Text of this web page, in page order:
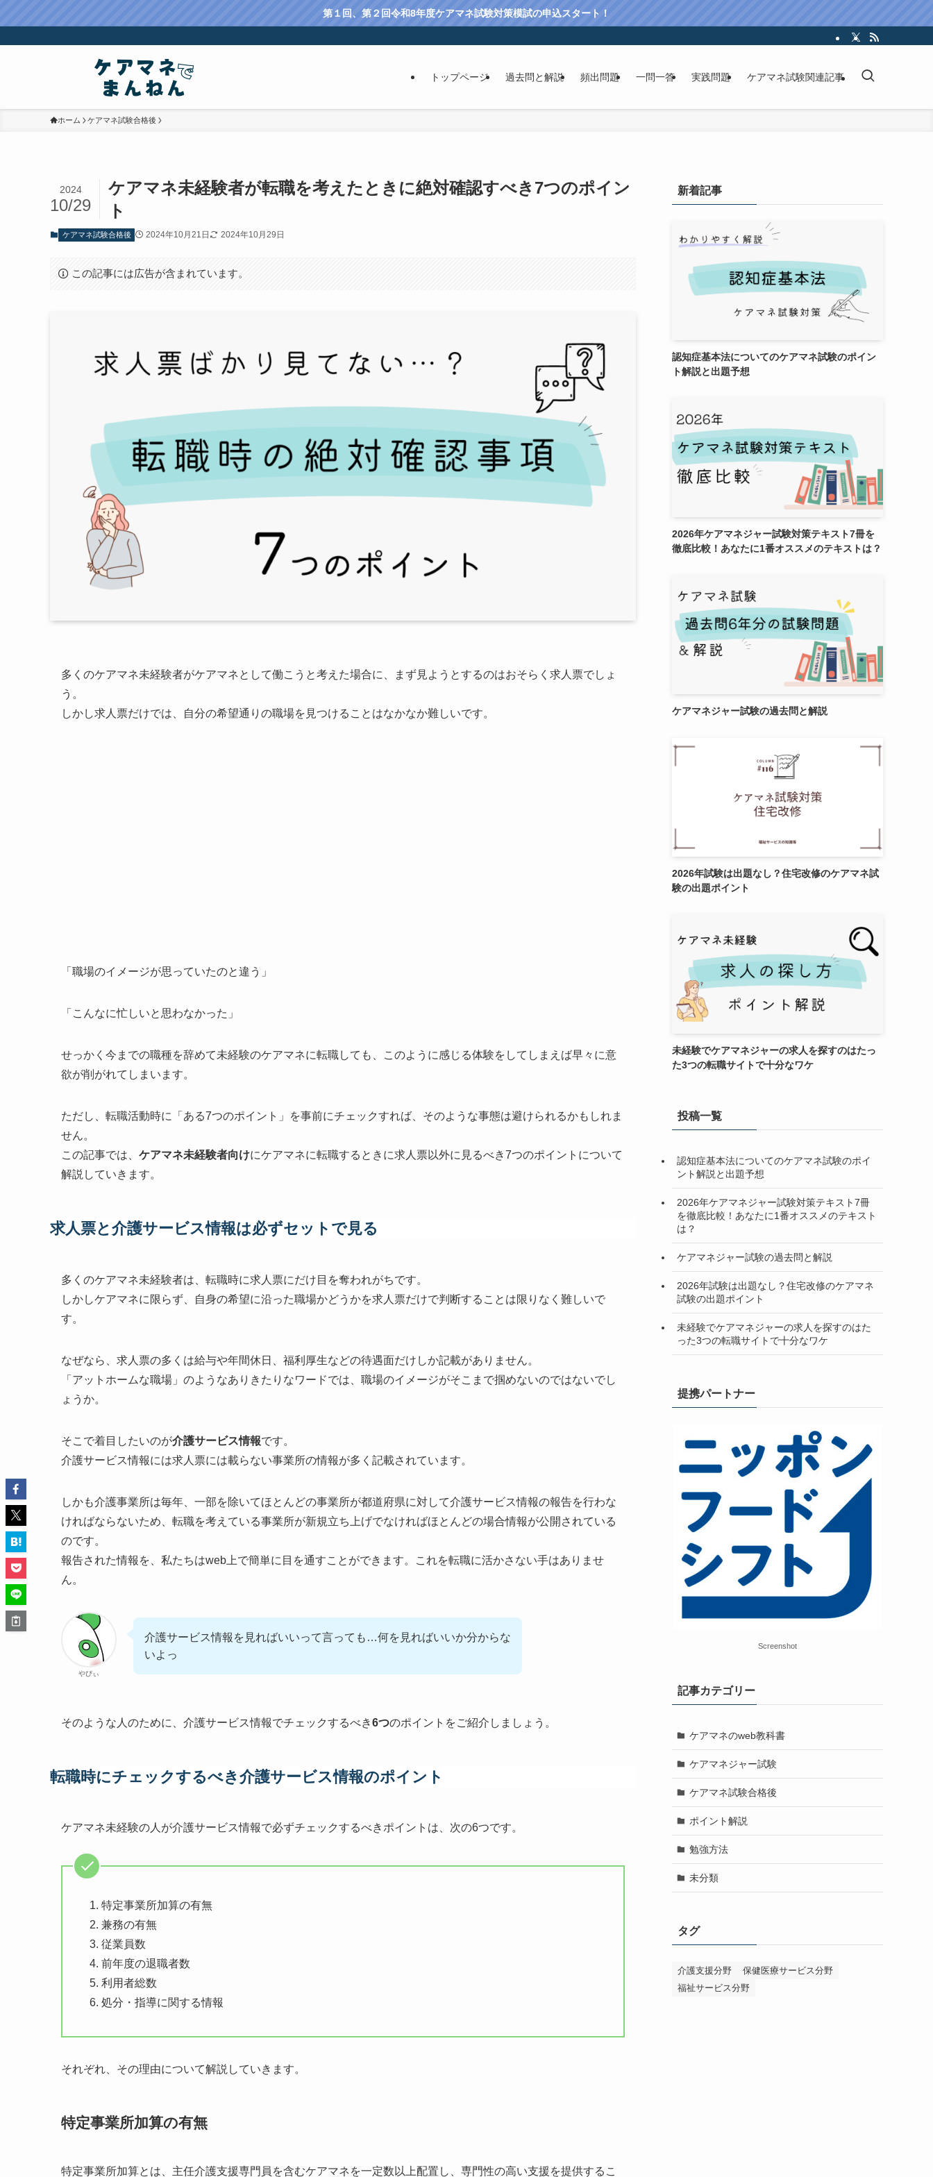
第１回、第２回令和8年度ケアマネ試験対策模試の申込スタート！
トップページ 過去問と解説 頻出問題 一問一答 実践問題 ケアマネ試験関連記事
ホーム ケアマネ試験合格後
ケアマネ未経験者が転職を考えたときに絶対確認すべき7つのポイン
ト
2024
10/29
ケアマネ試験合格後 2024年10月21日 2024年10月29日
この記事には広告が含まれています。
多くのケアマネ未経験者がケアマネとして働こうと考えた場合に、まず見ようとするのはおそらく求人票でしょ
う。
しかし求人票だけでは、自分の希望通りの職場を見つけることはなかなか難しいです。
「職場のイメージが思っていたのと違う」
「こんなに忙しいと思わなかった」
せっかく今までの職種を辞めて未経験のケアマネに転職しても、このように感じる体験をしてしまえば早々に意
欲が削がれてしまいます。
ただし、転職活動時に「ある7つのポイント」を事前にチェックすれば、そのような事態は避けられるかもしれま
せん。
この記事では、 ケアマネ未経験者向けにケアマネに転職するときに求人票以外に見るべき7つのポイントについて
解説していきます。
求人票と介護サービス情報は必ずセットで見る
多くのケアマネ未経験者は、転職時に求人票にだけ目を奪われがちです。
しかしケアマネに限らず、自身の希望に沿った職場かどうかを求人票だけで判断することは限りなく難しいで
す。
なぜなら、求人票の多くは給与や年間休日、福利厚生などの待遇面だけしか記載がありません。
「アットホームな職場」のようなありきたりなワードでは、職場のイメージがそこまで掴めないのではないでし
ょうか。
そこで着目したいのが介護サービス情報です。
介護サービス情報には求人票には載らない事業所の情報が多く記載されています。
しかも介護事業所は毎年、一部を除いてほとんどの事業所が都道府県に対して介護サービス情報の報告を行わな
ければならないため、転職を考えている事業所が新規立ち上げでなければほとんどの場合情報が公開されている
のです。
報告された情報を、私たちはweb上で簡単に目を通すことができます。これを転職に活かさない手はありませ
ん。
やぴぃ
介護サービス情報を見ればいいって言っても…何を見ればいいか分からな
いよっ
そのような人のために、介護サービス情報でチェックするべき6つのポイントをご紹介しましょう。
転職時にチェックするべき介護サービス情報のポイント
ケアマネ未経験の人が介護サービス情報で必ずチェックするべきポイントは、次の6つです。
特定事業所加算の有無
兼務の有無
従業員数
前年度の退職者数
利用者総数
処分・指導に関する情報
それぞれ、その理由について解説していきます。
特定事業所加算の有無
特定事業所加算とは、主任介護支援専門員を含むケアマネを一定数以上配置し、専門性の高い支援を提供するこ
新着記事
認知症基本法についてのケアマネ試験のポイン
ト解説と出題予想
2026年ケアマネジャー試験対策テキスト7冊を
徹底比較！あなたに1番オススメのテキストは？
ケアマネジャー試験の過去問と解説
2026年試験は出題なし？住宅改修のケアマネ試
験の出題ポイント
未経験でケアマネジャーの求人を探すのはたっ
た3つの転職サイトで十分なワケ
投稿一覧
認知症基本法についてのケアマネ試験のポイ
ント解説と出題予想
2026年ケアマネジャー試験対策テキスト7冊
を徹底比較！あなたに1番オススメのテキスト
は？
ケアマネジャー試験の過去問と解説
2026年試験は出題なし？住宅改修のケアマネ
試験の出題ポイント
未経験でケアマネジャーの求人を探すのはた
った3つの転職サイトで十分なワケ
提携パートナー
Screenshot
記事カテゴリー
ケアマネのweb教科書
ケアマネジャー試験
ケアマネ試験合格後
ポイント解説
勉強方法
未分類
タグ
介護支援分野
保健医療サービス分野
福祉サービス分野